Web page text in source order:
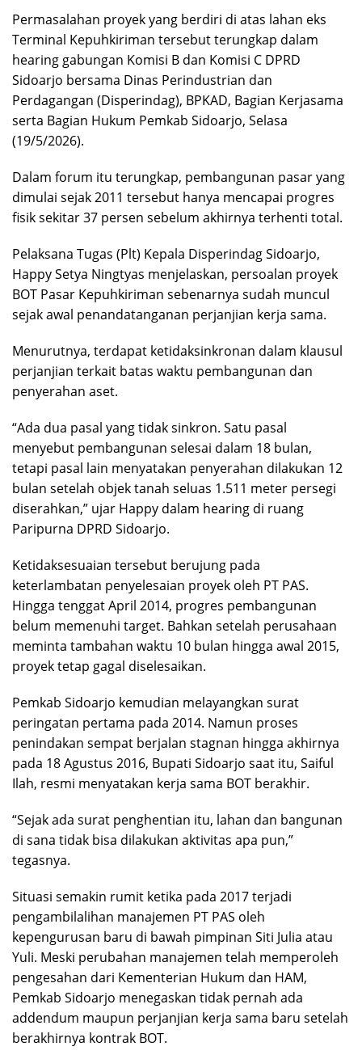
Permasalahan proyek yang berdiri di atas lahan eks
Terminal Kepuhkiriman tersebut terungkap dalam
hearing gabungan Komisi B dan Komisi C DPRD
Sidoarjo bersama Dinas Perindustrian dan
Perdagangan (Disperindag), BPKAD, Bagian Kerjasama
serta Bagian Hukum Pemkab Sidoarjo, Selasa
(19/5/2026).
Dalam forum itu terungkap, pembangunan pasar yang
dimulai sejak 2011 tersebut hanya mencapai progres
fisik sekitar 37 persen sebelum akhirnya terhenti total.
Pelaksana Tugas (Plt) Kepala Disperindag Sidoarjo,
Happy Setya Ningtyas menjelaskan, persoalan proyek
BOT Pasar Kepuhkiriman sebenarnya sudah muncul
sejak awal penandatanganan perjanjian kerja sama.
Menurutnya, terdapat ketidaksinkronan dalam klausul
perjanjian terkait batas waktu pembangunan dan
penyerahan aset.
“Ada dua pasal yang tidak sinkron. Satu pasal
menyebut pembangunan selesai dalam 18 bulan,
tetapi pasal lain menyatakan penyerahan dilakukan 12
bulan setelah objek tanah seluas 1.511 meter persegi
diserahkan,” ujar Happy dalam hearing di ruang
Paripurna DPRD Sidoarjo.
Ketidaksesuaian tersebut berujung pada
keterlambatan penyelesaian proyek oleh PT PAS.
Hingga tenggat April 2014, progres pembangunan
belum memenuhi target. Bahkan setelah perusahaan
meminta tambahan waktu 10 bulan hingga awal 2015,
proyek tetap gagal diselesaikan.
Pemkab Sidoarjo kemudian melayangkan surat
peringatan pertama pada 2014. Namun proses
penindakan sempat berjalan stagnan hingga akhirnya
pada 18 Agustus 2016, Bupati Sidoarjo saat itu, Saiful
Ilah, resmi menyatakan kerja sama BOT berakhir.
“Sejak ada surat penghentian itu, lahan dan bangunan
di sana tidak bisa dilakukan aktivitas apa pun,”
tegasnya.
Situasi semakin rumit ketika pada 2017 terjadi
pengambilalihan manajemen PT PAS oleh
kepengurusan baru di bawah pimpinan Siti Julia atau
Yuli. Meski perubahan manajemen telah memperoleh
pengesahan dari Kementerian Hukum dan HAM,
Pemkab Sidoarjo menegaskan tidak pernah ada
addendum maupun perjanjian kerja sama baru setelah
berakhirnya kontrak BOT.